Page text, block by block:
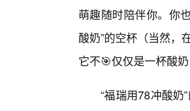
萌趣随时陪伴你。你
酸奶”的空杯（当然，
它不🎯仅仅是一杯酸
“福瑞用78冲酸